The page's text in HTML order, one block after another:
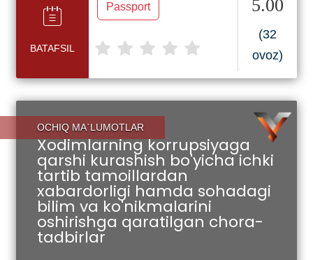
BATAFSIL
Passport 5.00
(32
ovoz)
OCHIQ MA`LUMOTLAR
Xodimlarning korrupsiyaga
qarshi kurashish bo'yicha ichki
tartib tamoillardan
xabardorligi hamda sohadagi
bilim va ko'nikmalarini
oshirishga qaratilgan chora-
tadbirlar